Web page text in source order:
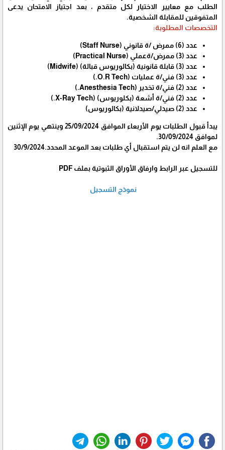
الطلب مع معايير الاختيار لكل متقدم ، بعد اجتياز الامتحان يدعى
المتفوقين للمقابلة الشخصية.
التخصصات المطلوبة:
عدد (6) ممرض /ة قانوني (Staff Nurse)
عدد (3) ممرض/ةعملي (Practical Nurse)
عدد (3) قابلة قانونية (بكالوريوس قبالة) (Midwife)
عدد (3) فني/ة عمليات (O.R Tech.)
عدد (2) فني/ة تخدير (Anesthesia Tech.)
عدد (2) فني/ة أشعة (بكلوريوس) (X-Ray Tech.)
عدد (2) صيدلي/صيدلانية (بكالوريوس)
يبدأ قبول الطلبات يوم الأربعاء الموافق 25/09/2024 وينتهي يوم الإثنين
لموافق 30/09/2024.
مع العلم انه لن يتم استقبال أي طلبات بعد الموعد المحدد.30/9/2024
للتسجيل عبر الرابط وارفاق الأوراق الثبوتية بملف PDF
نموذج التسجيل